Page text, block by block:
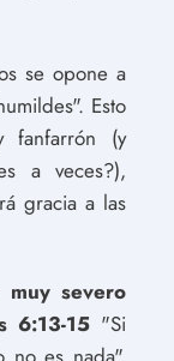
se opone a
Esto
fanfarrón (y
a veces?),
gracia a las
severo
6:13-15"Si